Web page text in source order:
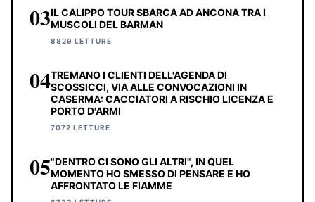
03IL CALIPPO TOUR SBARCA AD ANCONA TRA I
MUSCOLI DEL BARMAN
8829 LETTURE
04TREMANO I CLIENTI DELL'AGENDA DI
SCOSSICCI, VIA ALLE CONVOCAZIONI IN
CASERMA: CACCIATORI A RISCHIO LICENZA E
PORTO D'ARMI
7072 LETTURE
05"DENTRO CI SONO GLI ALTRI", IN QUEL
MOMENTO HO SMESSO DI PENSARE E HO
AFFRONTATO LE FIAMME